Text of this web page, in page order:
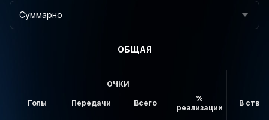
Суммарно
ОБЩАЯ
ОЧКИ
Голы Передачи Всего
%
реализации
В створ